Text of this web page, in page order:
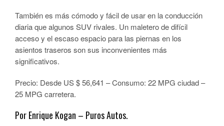
También es más cómodo y fácil de usar en la conducción
diaria que algunos SUV rivales. Un maletero de difícil
acceso y el escaso espacio para las piernas en los
asientos traseros son sus inconvenientes más
significativos.
Precio: Desde US $ 56,641 – Consumo: 22 MPG ciudad –
25 MPG carretera.
Por Enrique Kogan – Puros Autos.